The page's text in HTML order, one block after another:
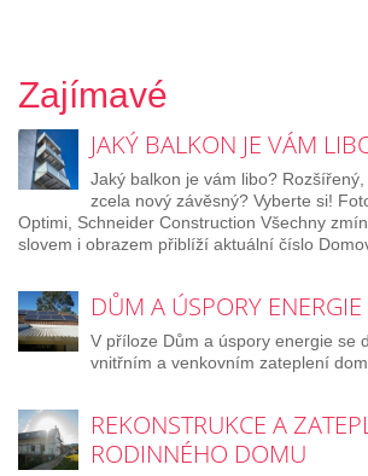
Zajímavé
JAKÝ BALKON JE VÁM
Jaký balkon je vám libo?
zcela nový závěsný? Vyberte si!
Optimi, Schneider Construction Všechny
slovem i obrazem přiblíží aktuální číslo
DŮM A ÚSPORY ENERGIE
V příloze Dům a úspory energie se
vnitřním a venkovním zateplení
REKONSTRUKCE A
RODINNÉHO DOMU